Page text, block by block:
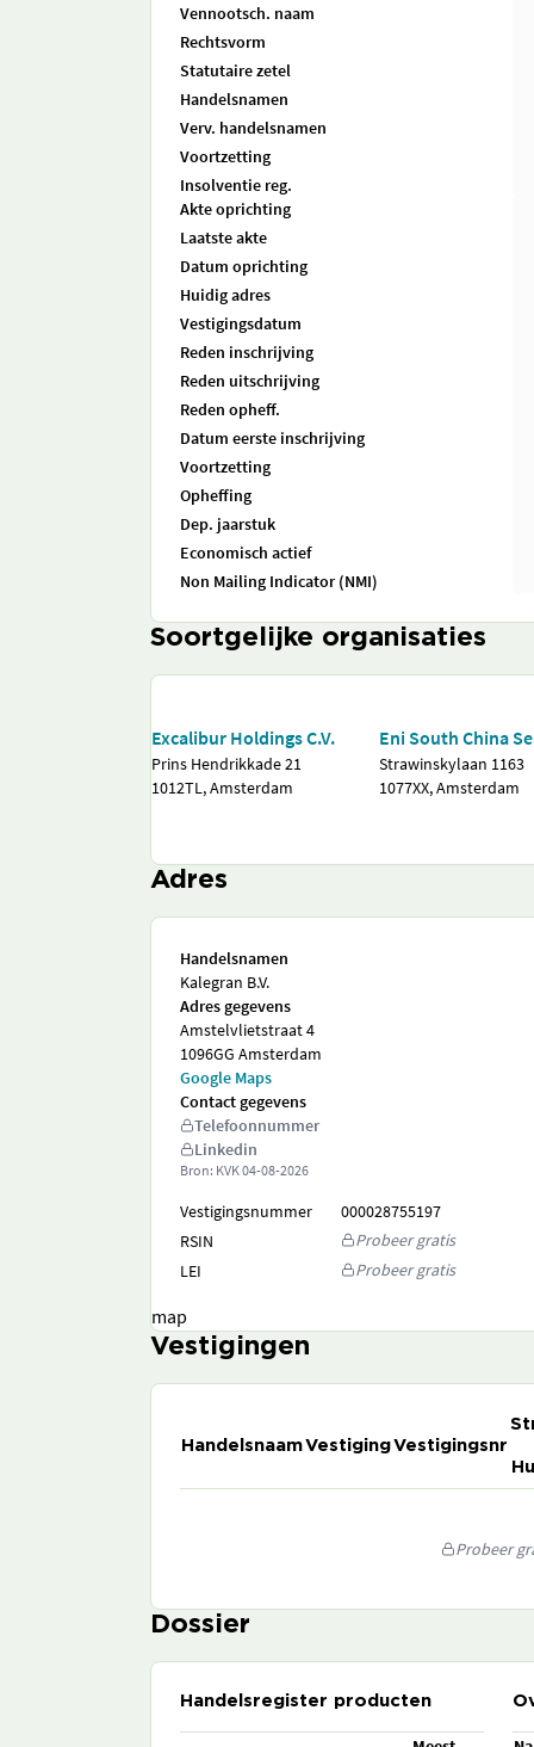
Vennootsch. naam
Rechtsvorm
Statutaire zetel
Handelsnamen
Verv. handelsnamen
Voortzetting
Insolventie reg.
Akte oprichting
Laatste akte
Datum oprichting
Huidig adres
Vestigingsdatum
Reden inschrijving
Reden uitschrijving
Reden opheff.
Datum eerste inschrijving
Voortzetting
Opheffing
Dep. jaarstuk
Economisch actief
Non Mailing Indicator (NMI)
Soortgelijke organisaties
Excalibur Holdings C.V.
Prins Hendrikkade 21
1012TL, Amsterdam
Eni South China
Strawinskylaan 1163
1077XX, Amsterdam
Adres
Handelsnamen
Kalegran B.V.
Adres gegevens
Amstelvlietstraat 4
1096GG Amsterdam
Google Maps
Contact gegevens
Telefoonnummer
Linkedin
Bron: KVK04-08-2026
Vestigingsnummer
000028755197
RSIN
Probeer gratis
LEI
Probeer gratis
map
Vestigingen
HandelsnaamVestigingVestigingsnr
Probeer
Dossier
Handelsregister producten